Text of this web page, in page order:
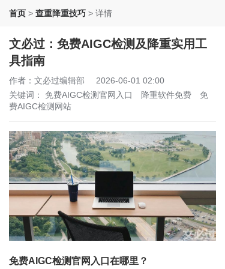
首页 > 查重降重技巧 > 详情
文必过：免费AIGC检测及降重实用工
具指南
作者：文必过编辑部
2026-06-01 02:00
关键词： 免费AIGC检测官网入口 降重软件免费
免
费AIGC检测网站
免费AIGC检测官网入口在哪里？